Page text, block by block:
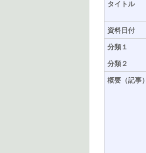
タイトル
資料日付
分類１
分類２
概要（記事）